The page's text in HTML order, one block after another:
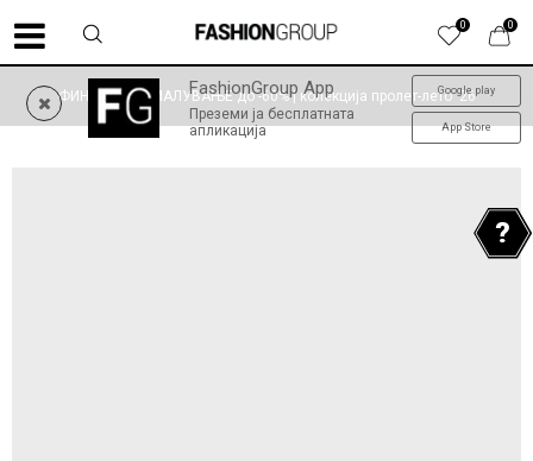
0
0
FashionGroup App
Преземи ја бесплатната
апликација
Google play
App Store
ФИНАЛНО НАМАЛУВАЊЕ до -60% | колекција пролет-лето '26